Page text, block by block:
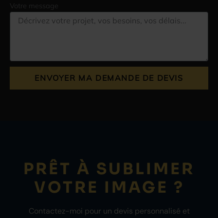
Votre message
ENVOYER MA DEMANDE DE DEVIS
PRÊT À SUBLIMER
VOTRE IMAGE ?
Contactez-moi pour un devis personnalisé et